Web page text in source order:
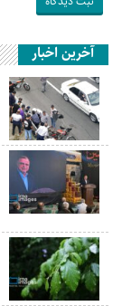
آخرین اخبار